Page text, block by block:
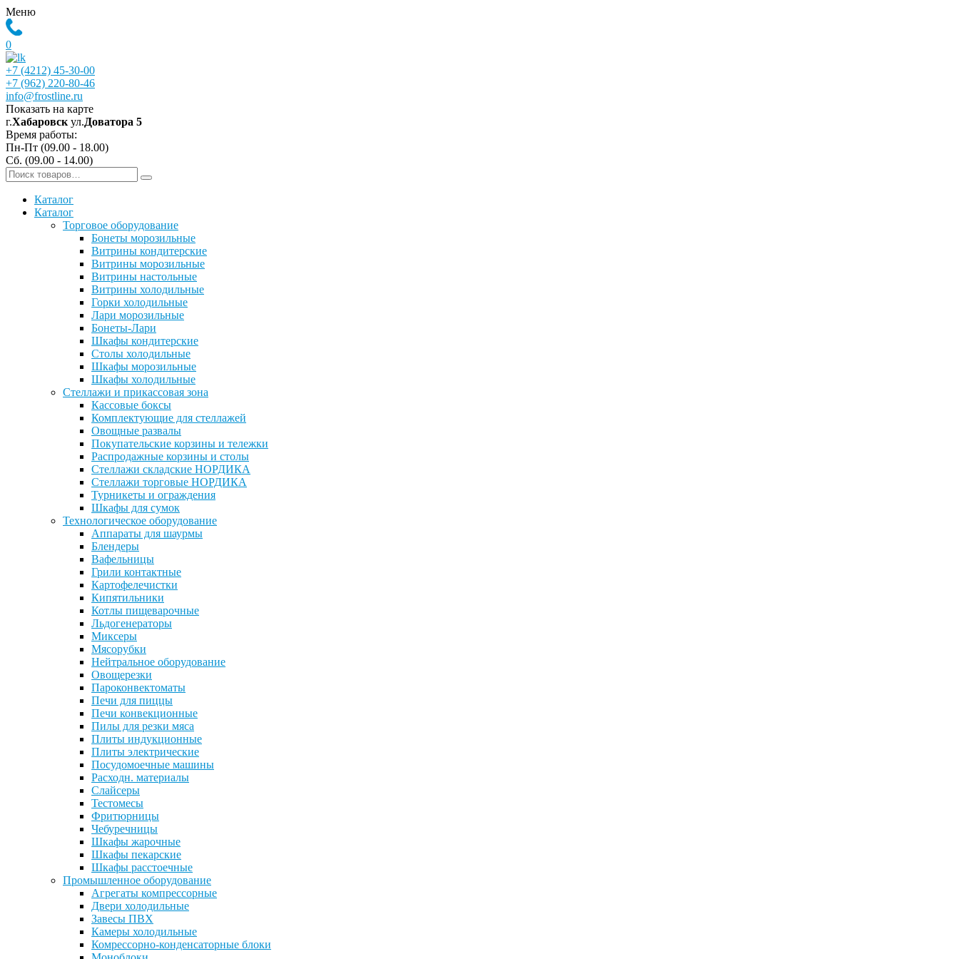
Меню
0
+7 (4212) 45-30-00
+7 (962) 220-80-46
info@frostline.ru
Показать на карте
г.Хабаровск ул.Доватора 5
Время работы:
Пн-Пт (09.00 - 18.00)
Сб. (09.00 - 14.00)
Каталог
Каталог
Торговое оборудование
Бонеты морозильные
Витрины кондитерские
Витрины морозильные
Витрины настольные
Витрины холодильные
Горки холодильные
Лари морозильные
Бонеты-Лари
Шкафы кондитерские
Столы холодильные
Шкафы морозильные
Шкафы холодильные
Стеллажи и прикассовая зона
Кассовые боксы
Комплектующие для стеллажей
Овощные развалы
Покупательские корзины и тележки
Распродажные корзины и столы
Стеллажи складские НОРДИКА
Стеллажи торговые НОРДИКА
Турникеты и ограждения
Шкафы для сумок
Технологическое оборудование
Аппараты для шаурмы
Блендеры
Вафельницы
Грили контактные
Картофелечистки
Кипятильники
Котлы пищеварочные
Льдогенераторы
Миксеры
Мясорубки
Нейтральное оборудование
Овощерезки
Пароконвектоматы
Печи для пиццы
Печи конвекционные
Пилы для резки мяса
Плиты индукционные
Плиты электрические
Посудомоечные машины
Расходн. материалы
Слайсеры
Тестомесы
Фритюрницы
Чебуречницы
Шкафы жарочные
Шкафы пекарские
Шкафы расстоечные
Промышленное оборудование
Агрегаты компрессорные
Двери холодильные
Завесы ПВХ
Камеры холодильные
Комрессорно-конденсаторные блоки